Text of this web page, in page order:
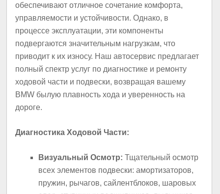
обеспечивают отличное сочетание комфорта,
управляемости и устойчивости. Однако, в
процессе эксплуатации, эти компоненты
подвергаются значительным нагрузкам, что
приводит к их износу. Наш автосервис предлагает
полный спектр услуг по диагностике и ремонту
ходовой части и подвески, возвращая вашему
BMW былую плавность хода и уверенность на
дороге.
Диагностика Ходовой Части:
Визуальный Осмотр: Тщательный осмотр
всех элементов подвески: амортизаторов,
пружин, рычагов, сайлентблоков, шаровых